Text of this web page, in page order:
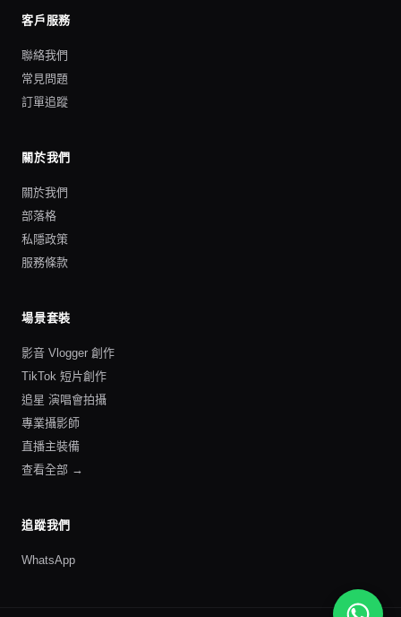
客戶服務
聯絡我們
常見問題
訂單追蹤
關於我們
關於我們
部落格
私隱政策
服務條款
場景套裝
影音 Vlogger 創作
TikTok 短片創作
追星 演唱會拍攝
專業攝影師
直播主裝備
查看全部 →
追蹤我們
WhatsApp